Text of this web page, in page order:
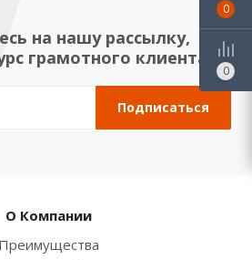
на нашу рассылку,
грамотного клиента!
О Компании
Преимущества
0
0